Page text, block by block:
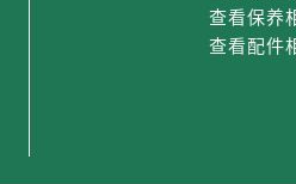
查看保养
查看配件